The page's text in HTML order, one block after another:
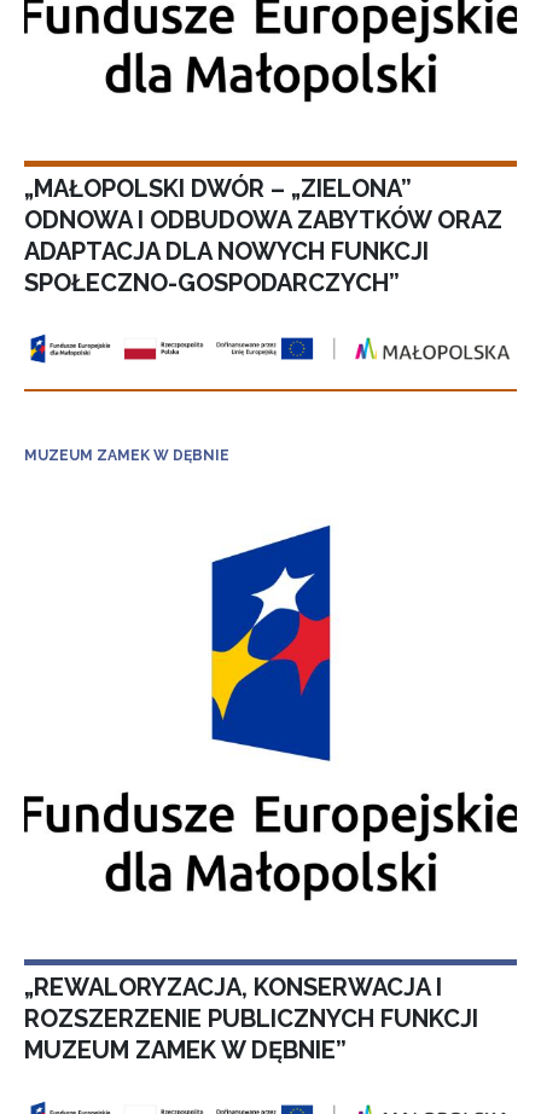
„MAŁOPOLSKI DWÓR – „ZIELONA”
ODNOWA I ODBUDOWA ZABYTKÓW ORAZ
ADAPTACJA DLA NOWYCH FUNKCJI
SPOŁECZNO-GOSPODARCZYCH”
MUZEUM ZAMEK W DĘBNIE
„REWALORYZACJA, KONSERWACJA I
ROZSZERZENIE PUBLICZNYCH FUNKCJI
MUZEUM ZAMEK W DĘBNIE”